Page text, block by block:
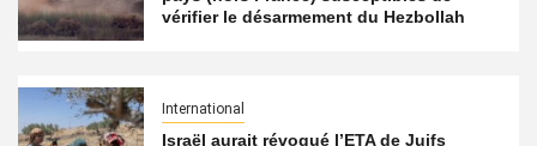
vérifier le désarmement du Hezbollah
International
Israël aurait révoqué l’ETA de Juifs